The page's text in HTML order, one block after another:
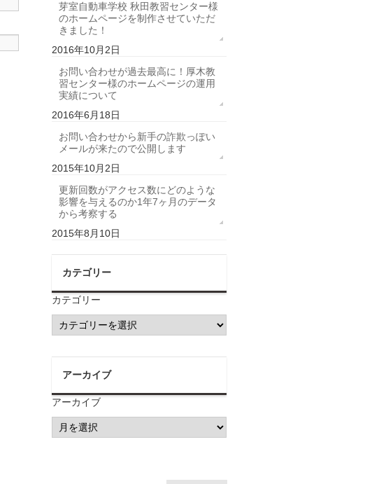
芽室自動車学校 秋田教習センター様
のホームページを制作させていただ
きました！
2016年10月2日
お問い合わせが過去最高に！厚木教
習センター様のホームページの運用
実績について
2016年6月18日
お問い合わせから新手の詐欺っぽい
メールが来たので公開します
2015年10月2日
更新回数がアクセス数にどのような
影響を与えるのか1年7ヶ月のデータ
から考察する
2015年8月10日
カテゴリー
カテゴリー
アーカイブ
アーカイブ